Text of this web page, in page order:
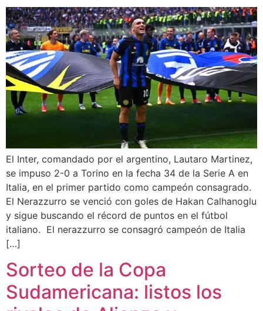
El Inter, comandado por el argentino, Lautaro Martinez,
se impuso 2-0 a Torino en la fecha 34 de la Serie A en
Italia, en el primer partido como campeón consagrado.
El Nerazzurro se venció con goles de Hakan Calhanoglu
y sigue buscando el récord de puntos en el fútbol
italiano. El nerazzurro se consagró campeón de Italia
[…]
Sorteo de la Copa
Sudamericana: listos los